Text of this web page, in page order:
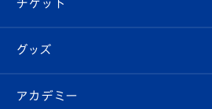
チケット
イベント
エンブレム紹介
スタッフプロフィール
はじめての観戦ガイド
Revive Team
フォトギャラリー
チケット
チケット
グッズ
オンラインショップ
アカデミー